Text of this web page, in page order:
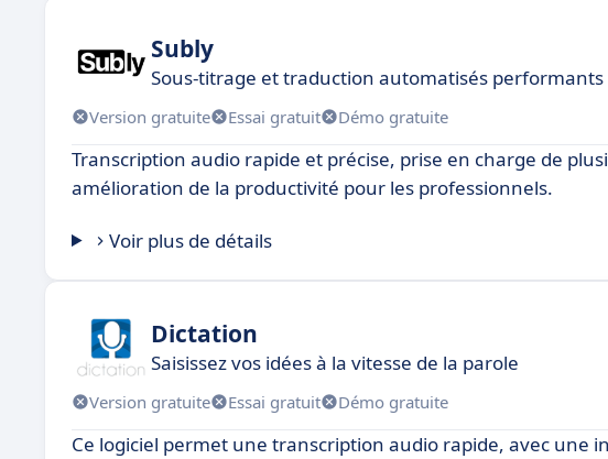
Subly
Sous-titrage et traduction automatisés performants
Version gratuite Essai gratuit Démo gratuite
Transcription audio rapide et précise, prise en charge de
amélioration de la productivité pour les professionnels.
Voir plus de détails
Dictation
Saisissez vos idées à la vitesse de la parole
Version gratuite Essai gratuit Démo gratuite
Ce logiciel permet une transcription audio rapide, avec une